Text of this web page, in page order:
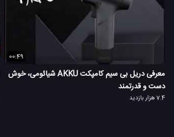
00:49
معرفی دریل بی سیم کامپکت AKKU شیائومی، خوش
دست و قدرتمند
7.4 هزار بازدید